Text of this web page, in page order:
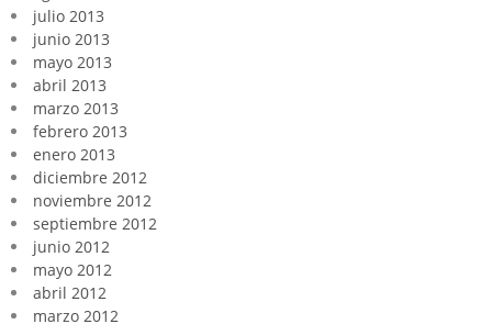
julio 2013
junio 2013
mayo 2013
abril 2013
marzo 2013
febrero 2013
enero 2013
diciembre 2012
noviembre 2012
septiembre 2012
junio 2012
mayo 2012
abril 2012
marzo 2012